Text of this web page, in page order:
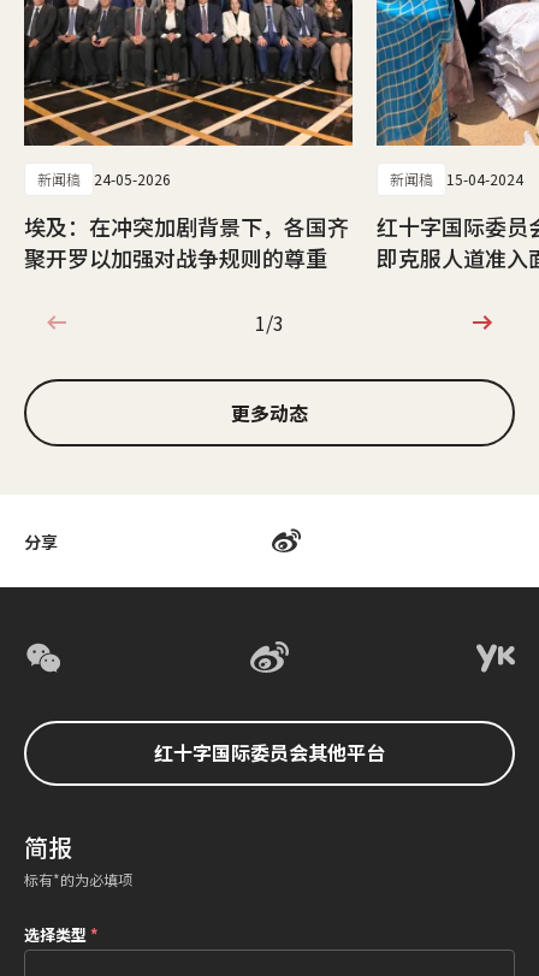
分享
新闻稿 24-05-2026
埃及：在冲突加剧背景下，各国齐
聚开罗以加强对战争规则的尊重
新闻稿 15-04-2024
红十字国际委
即克服人道准
1/3
1/3
更多动态
红十字国际委员会其他平台
简报
标有*的为必填项
选择类型*